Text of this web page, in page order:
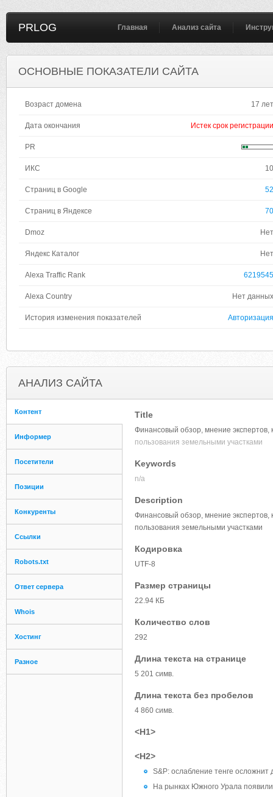
PRLOG Главная Анализ сайта
ОСНОВНЫЕ ПОКАЗАТЕЛИ САЙТА
Возраст домена 17 лет
Дата окончания Истек срок регистрации
PR
ИКС 10
Страниц в Google 52
Страниц в Яндексе 70
Dmoz Нет
Яндекс Каталог Нет
Alexa Traffic Rank 6219545
Alexa Country Нет данных
История изменения показателей Авторизация
АНАЛИЗ САЙТА
Контент
Информер
Посетители
Позиции
Конкуренты
Ссылки
Robots.txt
Ответ сервера
Whois
Хостинг
Разное
Title
Финансовый обзор, мнение
пользования земельными участками
Keywords
n/a
Description
Финансовый обзор, мнение
пользования земельными участками
Кодировка
UTF-8
Размер страницы
22.94 КБ
Количество слов
292
Длина текста на странице
5 201 симв.
Длина текста без пробелов
4 860 симв.
<H1>
<H2>
S&P: ослабление тенге осложнит
На рынках Южного Урала